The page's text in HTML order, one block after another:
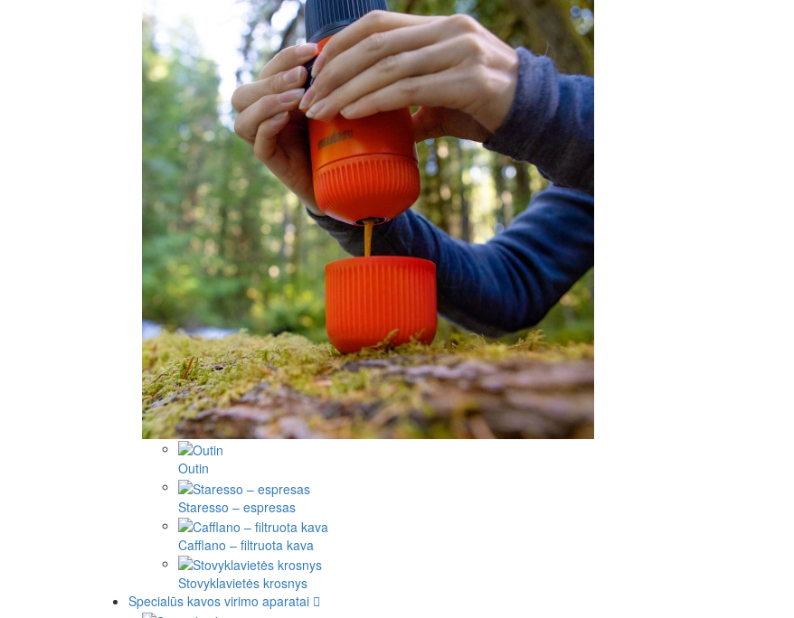
Outin
Staresso – espresas
Cafflano – filtruota kava
Stovyklavietės krosnys
Specialūs kavos virimo aparatai